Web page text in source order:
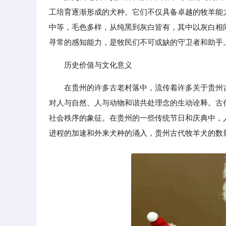
工培育逐渐形成的犬种。它们不仅具备卓越的牧羊
中等，毛色多样，从纯黑到灰白皆有，其中以灰白
寻常的感知能力，是牧民们不可或缺的守卫者和助手
历史价值与文化意义
在贵州的许多古老村落中，流传着许多关于贵
对人与自然、人与动物和谐共处理念的生动诠释。
社会秩序的象征。在贵州的一些传统节日和庆典中
进程的加速和外来犬种的涌入，贵州古代牧羊犬的